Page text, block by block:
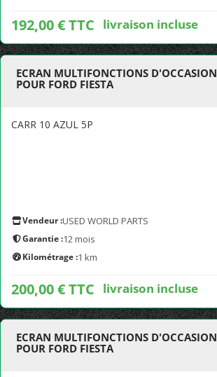
192,00 € TTC livraison incluse
ECRAN MULTIFONCTIONS D'OCCASION
POUR FORD FIESTA
CARR 10 AZUL 5P
Vendeur :USED WORLD PARTS
Garantie :12 mois
Kilométrage :1 km
200,00 € TTC livraison incluse
ECRAN MULTIFONCTIONS D'OCCASION
POUR FORD FIESTA